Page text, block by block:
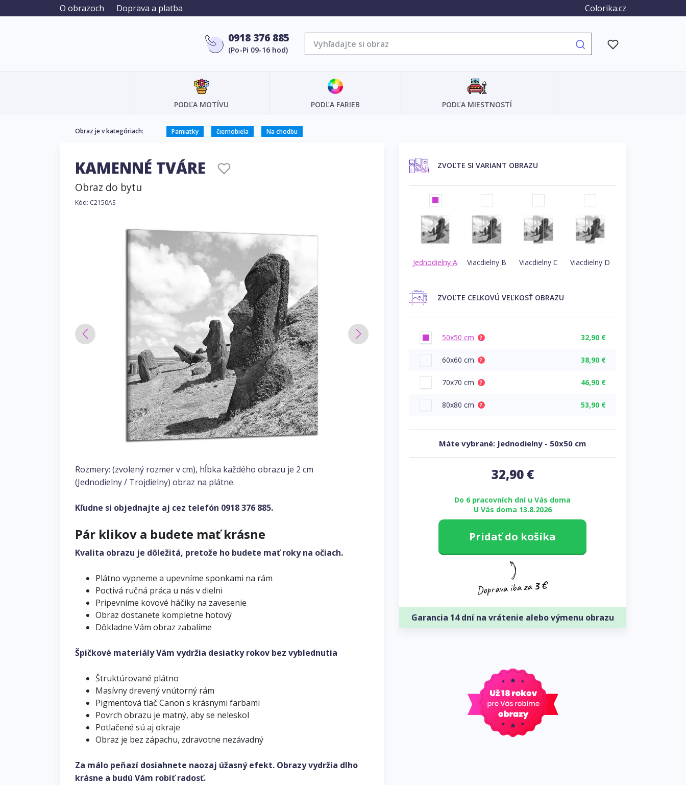
O obrazoch Doprava a platba Colorika.cz
0918 376 885
(Po-Pi 09-16 hod)
PODĽA MOTÍVU PODĽA FARIEB PODĽA MIESTNOSTÍ
Obraz je v kategóriach: Pamiatky čiernobiela Na chodbu
KAMENNÉ TVÁRE
Obraz do bytu
Kód: C2150AS
Rozmery: (zvolený rozmer v cm), hĺbka každého obrazu je 2 cm
(Jednodielny / Trojdielny) obraz na plátne.
Kľudne si objednajte aj cez telefón 0918 376 885.
Pár klikov a budete mať krásne
Kvalita obrazu je dôležitá, pretože ho budete mať roky na očiach.
Plátno vypneme a upevníme sponkami na rám
Poctivá ručná práca u nás v dielni
Pripevníme kovové háčiky na zavesenie
Obraz dostanete kompletne hotový
Dôkladne Vám obraz zabalíme
Špičkové materiály Vám vydržia desiatky rokov bez vyblednutia
Štruktúrované plátno
Masívny drevený vnútorný rám
Pigmentová tlač Canon s krásnymi farbami
Povrch obrazu je matný, aby se neleskol
Potlačené sú aj okraje
Obraz je bez zápachu, zdravotne nezávadný
Za málo peňazí dosiahnete naozaj úžasný efekt. Obrazy vydržia dlho
krásne a budú Vám robiť radosť.
ZVOĽTE SI VARIANT OBRAZU
Jednodielny A Viacdielny B Viacdielny C Viacdielny D
ZVOĽTE CELKOVÚ VEĽKOSŤ OBRAZU
50x50 cm ? 32,90 €
60x60 cm ? 38,90 €
70x70 cm ? 46,90 €
80x80 cm ? 53,90 €
Máte vybrané: Jednodielny - 50x50 cm
32,90€
Do 6 pracovních dní u Vás doma
U Vás doma 13.8.2026
Pridať do košíka
Garancia 14 dní na vrátenie alebo výmenu obrazu